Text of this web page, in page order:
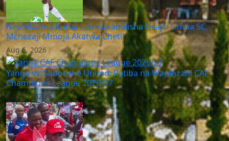
Neo Maema Kutua Leo Kukamilisha Usajili Simba SC,
Mchezaji Mmoja Akatwa Cheti!
Aug 6, 2026
Yanga vs Gaborone United: Ratiba na Wapinzani CAF
Champions League 2026/27
Aug 6, 2026